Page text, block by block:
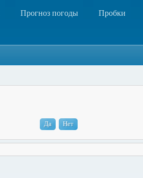
Прогноз погоды Пробки